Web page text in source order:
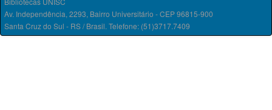
Av. Independência, 2293, Bairro Universitário - CEP 96815-900
Santa Cruz do Sul - RS / Brasil. Telefone: (51)3717.7409